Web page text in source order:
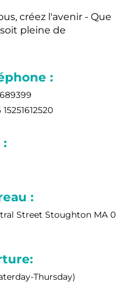
créez l'avenir - Que
pleine de
:
15251612520
:
:
Street Stoughton MA 0
Thursday)